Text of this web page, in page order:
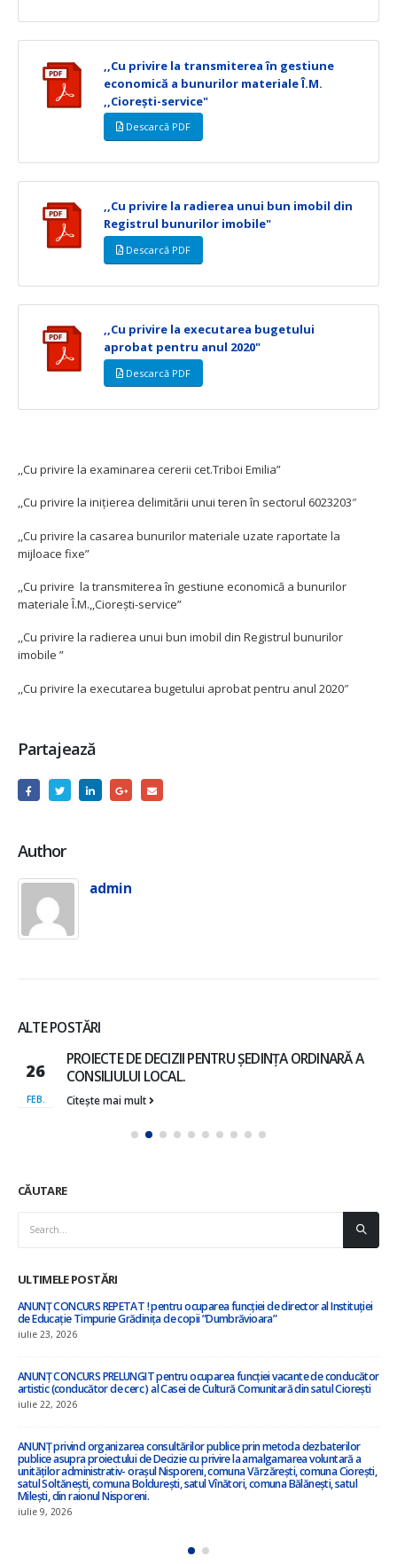
,,Cu privire la transmiterea în gestiune
economică a bunurilor materiale Î.M.
,,Ciorești-service"
Descarcă PDF
,,Cu privire la radierea unui bun imobil din
Registrul bunurilor imobile"
Descarcă PDF
,,Cu privire la executarea bugetului
aprobat pentru anul 2020"
Descarcă PDF
,,Cu privire la examinarea cererii cet.Triboi Emilia”
,,Cu privire la inițierea delimitării unui teren în sectorul 6023203″
,,Cu privire la casarea bunurilor materiale uzate raportate la
mijloace fixe”
,,Cu privire la transmiterea în gestiune economică a bunurilor
materiale Î.M.,,Ciorești-service”
,,Cu privire la radierea unui bun imobil din Registrul bunurilor
imobile ”
,,Cu privire la executarea bugetului aprobat pentru anul 2020″
Partajează
Author
admin
ALTE POSTĂRI
13
SEPT.
Proiect de decizie nr.4-6 “ Cu privire la examinarea
cererii cet. XXX ”
Proiect de decizie nr. 4.6 cu privire la examinarea cererii
Citește mai mult
CĂUTARE
ULTIMELE POSTĂRI
”Cu privire la amalgamarea voluntară a orașului Nisporeni, comuna Vărzărești,
iulie 8, 2026
iulie 3, 2026
ANUNȚ – în atenția locuitorilor satului Ciorești ! !!!
iunie 23, 2026